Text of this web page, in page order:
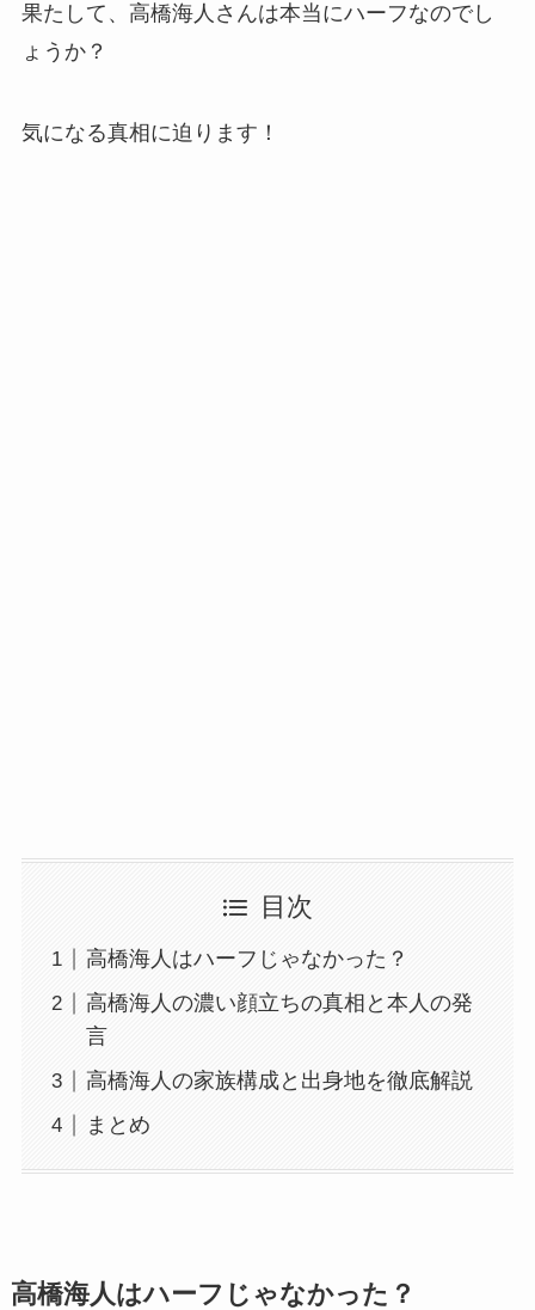
果たして、高橋海人さんは本当にハーフなのでし
ょうか？
気になる真相に迫ります！
目次
高橋海人はハーフじゃなかった？
高橋海人の濃い顔立ちの真相と本人の発
言
高橋海人の家族構成と出身地を徹底解説
まとめ
高橋海人はハーフじゃなかった？